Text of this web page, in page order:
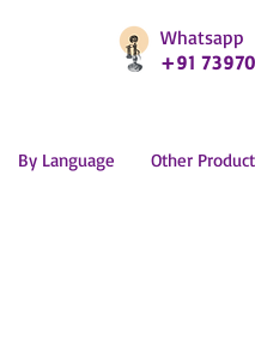
Whatsapp
+91
By Language Other